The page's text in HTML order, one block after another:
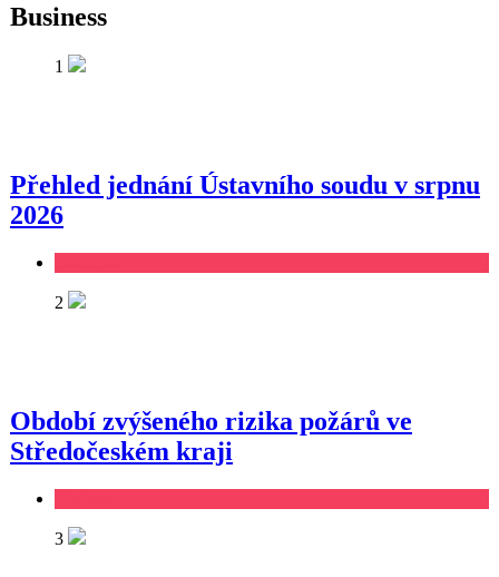
Business
1
Přehled jednání Ústavního soudu v srpnu
2026
2
Období zvýšeného rizika požárů ve
Středočeském kraji
3